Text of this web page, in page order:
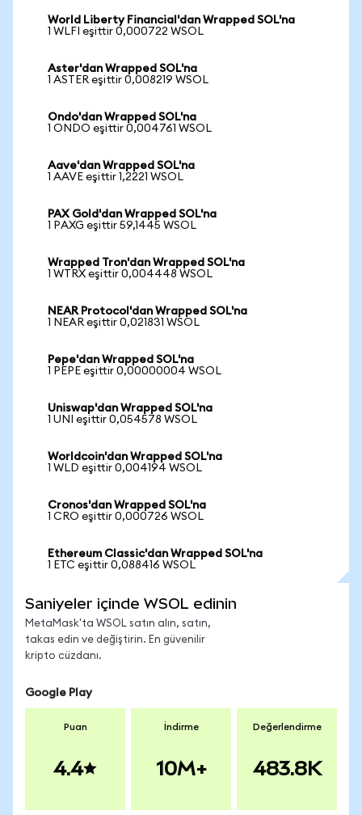
World Liberty Financial'dan Wrapped SOL'na
1 WLFI eşittir 0,000722 WSOL
Aster'dan Wrapped SOL'na
1 ASTER eşittir 0,008219 WSOL
Ondo'dan Wrapped SOL'na
1 ONDO eşittir 0,004761 WSOL
Aave'dan Wrapped SOL'na
1 AAVE eşittir 1,2221 WSOL
PAX Gold'dan Wrapped SOL'na
1 PAXG eşittir 59,1445 WSOL
Wrapped Tron'dan Wrapped SOL'na
1 WTRX eşittir 0,004448 WSOL
NEAR Protocol'dan Wrapped SOL'na
1 NEAR eşittir 0,021831 WSOL
Pepe'dan Wrapped SOL'na
1 PEPE eşittir 0,00000004 WSOL
Uniswap'dan Wrapped SOL'na
1 UNI eşittir 0,054578 WSOL
Worldcoin'dan Wrapped SOL'na
1 WLD eşittir 0,004194 WSOL
Cronos'dan Wrapped SOL'na
1 CRO eşittir 0,000726 WSOL
Ethereum Classic'dan Wrapped SOL'na
1 ETC eşittir 0,088416 WSOL
Saniyeler içinde WSOL edinin
MetaMask'ta WSOL satın alın, satın,
takas edin ve değiştirin. En güvenilir
kripto cüzdanı.
Google Play
Puan
4.4
İndirme
10M+
Değerlendirme
483.8K